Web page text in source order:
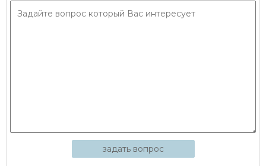
задать вопрос